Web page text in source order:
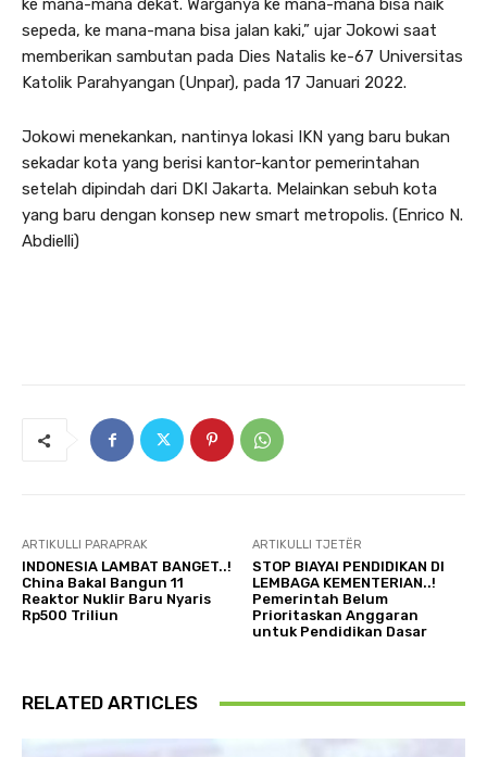
ke mana-mana dekat. Warganya ke mana-mana bisa naik
sepeda, ke mana-mana bisa jalan kaki,” ujar Jokowi saat
memberikan sambutan pada Dies Natalis ke-67 Universitas
Katolik Parahyangan (Unpar), pada 17 Januari 2022.
Jokowi menekankan, nantinya lokasi IKN yang baru bukan
sekadar kota yang berisi kantor-kantor pemerintahan
setelah dipindah dari DKI Jakarta. Melainkan sebuh kota
yang baru dengan konsep new smart metropolis. (Enrico N.
Abdielli)
ARTIKULLI PARAPRAK
INDONESIA LAMBAT BANGET..!
China Bakal Bangun 11
Reaktor Nuklir Baru Nyaris
Rp500 Triliun
ARTIKULLI TJETËR
STOP BIAYAI PENDIDIKAN DI
LEMBAGA KEMENTERIAN..!
Pemerintah Belum
Prioritaskan Anggaran
untuk Pendidikan Dasar
RELATED ARTICLES